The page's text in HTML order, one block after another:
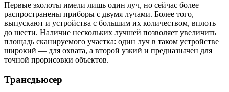
Первые эхолоты имели лишь один луч, но сейчас более
распространены приборы с двумя лучами. Более того,
выпускают и устройства с большим их количеством, вплоть
до шести. Наличие нескольких лучшей позволяет увеличить
площадь сканируемого участка: один луч в таком устройстве
широкий — для охвата, а второй узкий и предназначен для
точной прорисовки объектов.
Трансдьюсер